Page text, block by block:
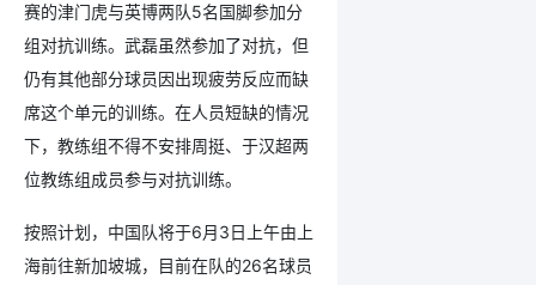
赛的津门虎与英博两队5名国脚参加分
组对抗训练。武磊虽然参加了对抗，但
仍有其他部分球员因出现疲劳反应而缺
席这个单元的训练。在人员短缺的情况
下，教练组不得不安排周挺、于汉超两
位教练组成员参与对抗训练。
按照计划，中国队将于6月3日上午由上
海前往新加坡城，目前在队的26名球员